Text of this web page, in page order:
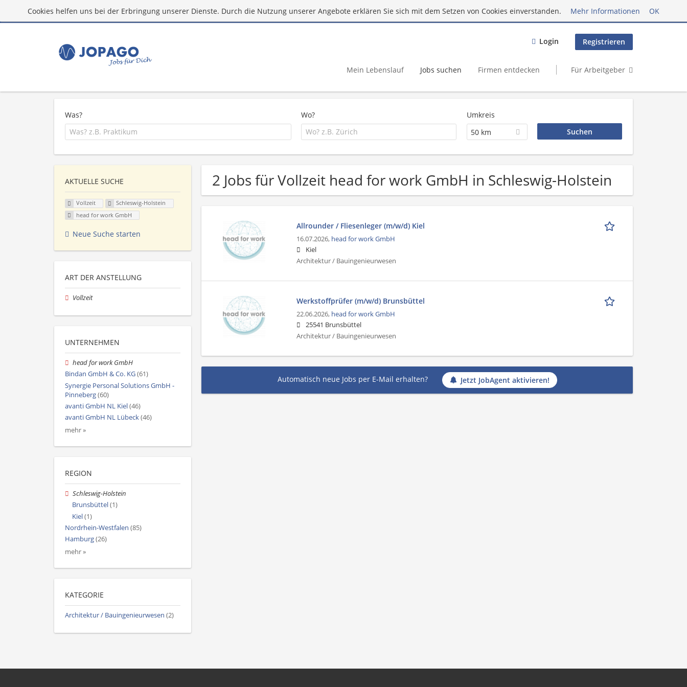
Cookies helfen uns bei der Erbringung unserer Dienste. Durch die Nutzung unserer Angebote erklären Sie sich mit dem Setzen von Cookies einverstanden. Mehr Informationen OK
Login Registrieren
Mein Lebenslauf Jobs suchen Firmen entdecken Für Arbeitgeber
Was? Wo?
Umkreis
50 km
2 Jobs für Vollzeit head for work GmbH in Schleswig-Holstein
Allrounder / Fliesenleger (m/w/d) Kiel
16.07.2026, head for work GmbH
Kiel
Architektur / Bauingenieurwesen
Werkstoffprüfer (m/w/d) Brunsbüttel
22.06.2026, head for work GmbH
25541 Brunsbüttel
Architektur / Bauingenieurwesen
Automatisch neue Jobs per E-Mail erhalten? Jetzt JobAgent aktivieren!
AKTUELLE SUCHE
Vollzeit
Schleswig-Holstein
head for work GmbH
Neue Suche starten
ART DER ANSTELLUNG
Vollzeit
UNTERNEHMEN
head for work GmbH
Bindan GmbH & Co. KG(61)
Synergie Personal Solutions GmbH -
Pinneberg(60)
avanti GmbH NL Kiel(46)
avanti GmbH NL Lübeck(46)
mehr »
REGION
Schleswig-Holstein
Brunsbüttel(1)
Kiel(1)
Nordrhein-Westfalen (85)
Hamburg(26)
mehr »
KATEGORIE
Architektur / Bauingenieurwesen (2)